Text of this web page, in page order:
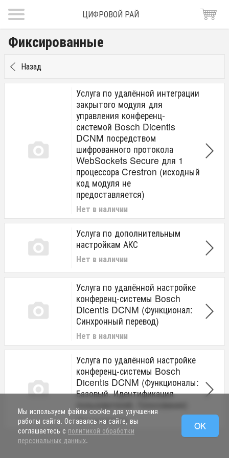
ЦИФРОВОЙ РАЙ
Фиксированные
Назад
Услуга по удалённой интеграции
закрытого модуля для
управления конференц-
системой Bosch Dicentis
DCNM посредством
шифрованного протокола
WebSockets Secure для 1
процессора Crestron (исходный
код модуля не
предоставляется)
Нет в наличии
Услуга по дополнительным
настройкам АКС
Нет в наличии
Услуга по удалённой настройке
конференц-системы Bosch
Dicentis DCNM (Функционал:
Синхронный перевод)
Нет в наличии
Услуга по удалённой настройке
конференц-системы Bosch
Dicentis DCNM (Функционалы:
Базовый, Идентификация
Нет в наличии
Мы используем файлы cookie для улучшения
работы сайта. Оставаясь на сайте, вы
соглашаетесь с политикой обработки
персональных данных.
OK